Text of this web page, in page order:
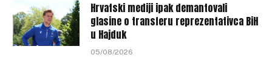
Hrvatski mediji ipak demantovali
glasine o transferu reprezentativca BiH
u Hajduk
05/08/2026